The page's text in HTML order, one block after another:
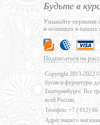
Будьте в
Узнавайте первыми
и новинках в наших
Подписаться на
Copyright 2013-2022
бусин и фурнитуры
Екатеринбурге. Все
всей России.
Телефон: +7 ( 912)
Адрес нашего